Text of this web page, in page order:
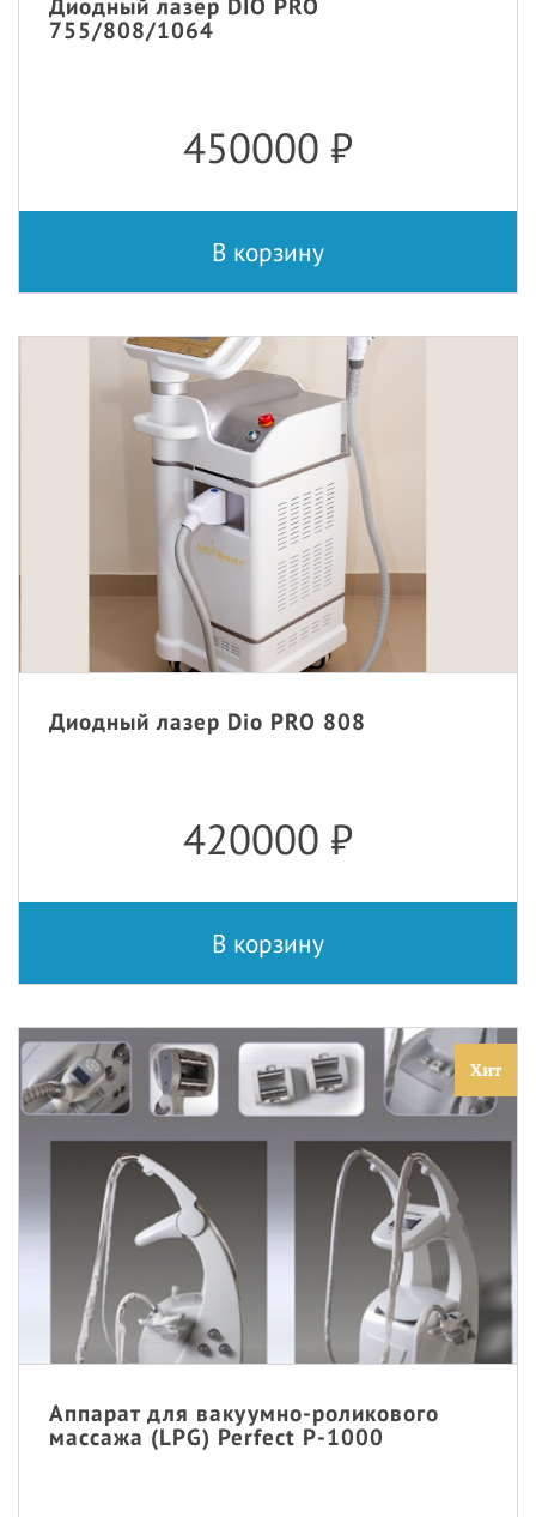
755/808/1064
450000 ₽
В корзину
Диодный лазер Dio PRO 808
420000 ₽
В корзину
Хит
Аппарат для вакуумно-роликового
массажа (LPG) Perfect P-1000